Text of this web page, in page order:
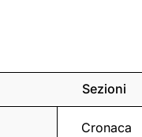
Sezioni
Cronaca